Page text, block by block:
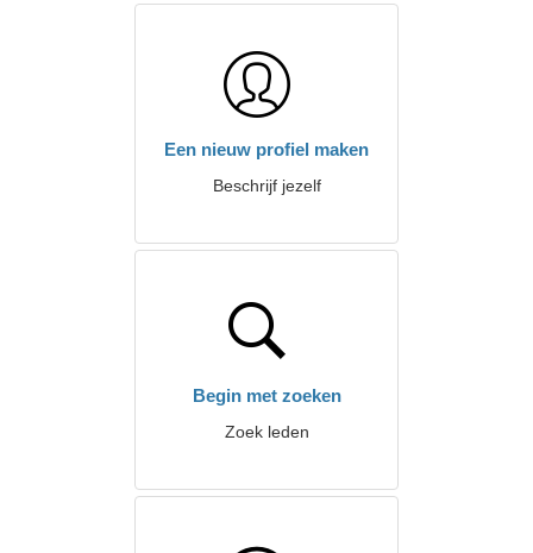
Een nieuw profiel maken
Beschrijf jezelf
Begin met zoeken
Zoek leden